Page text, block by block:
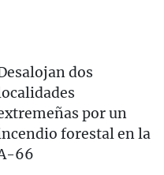
dos
por un
forestal en la
66